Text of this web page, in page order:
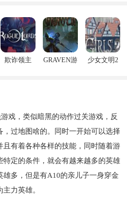
欺诈领主
GRAVEN游
少女文明2
，类似暗黑的动作过关游戏，反
，过地图啥的。同时一开始可以选择
且有着各种各样的技能，同时随着游
特定的条件，就会有越来越多的英雄
雄多，但是有A10的亲儿子一身穿金
力英雄。